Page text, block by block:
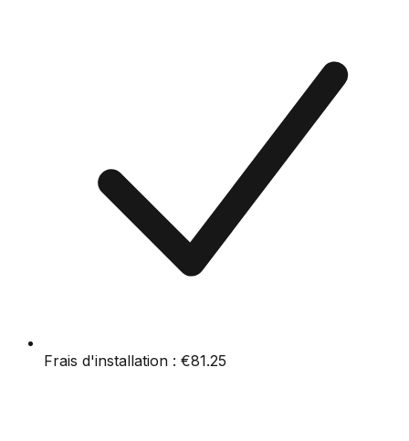
Frais d'installation : €81.25